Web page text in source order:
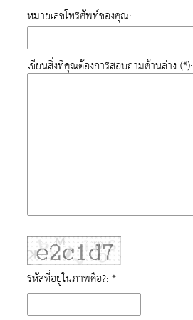
หมายเลขโทรศัพท์ของคุณ:
เขียนสิ่งที่คุณต้องการสอบถามด้านล่าง (*):
รหัสที่อยู่ในภาพคือ?: *